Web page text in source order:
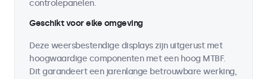
controlepanelen.
Geschikt voor elke omgeving
Deze weersbestendige displays zijn uitgerust met
hoogwaardige componenten met een hoog MTBF.
Dit garandeert een jarenlange betrouwbare werking,